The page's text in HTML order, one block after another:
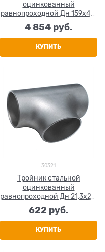
оцинкованный
равнопроходной Дн 159х4,5
(Ду 150) бесшовный ГОСТ
17376-2001
4 854 руб.
КУПИТЬ
30321
Тройник стальной
оцинкованный
равнопроходной Дн 21,3х2,0
(Ду 15) бесшовный исп.1
ГОСТ 17376-2001
622 руб.
КУПИТЬ